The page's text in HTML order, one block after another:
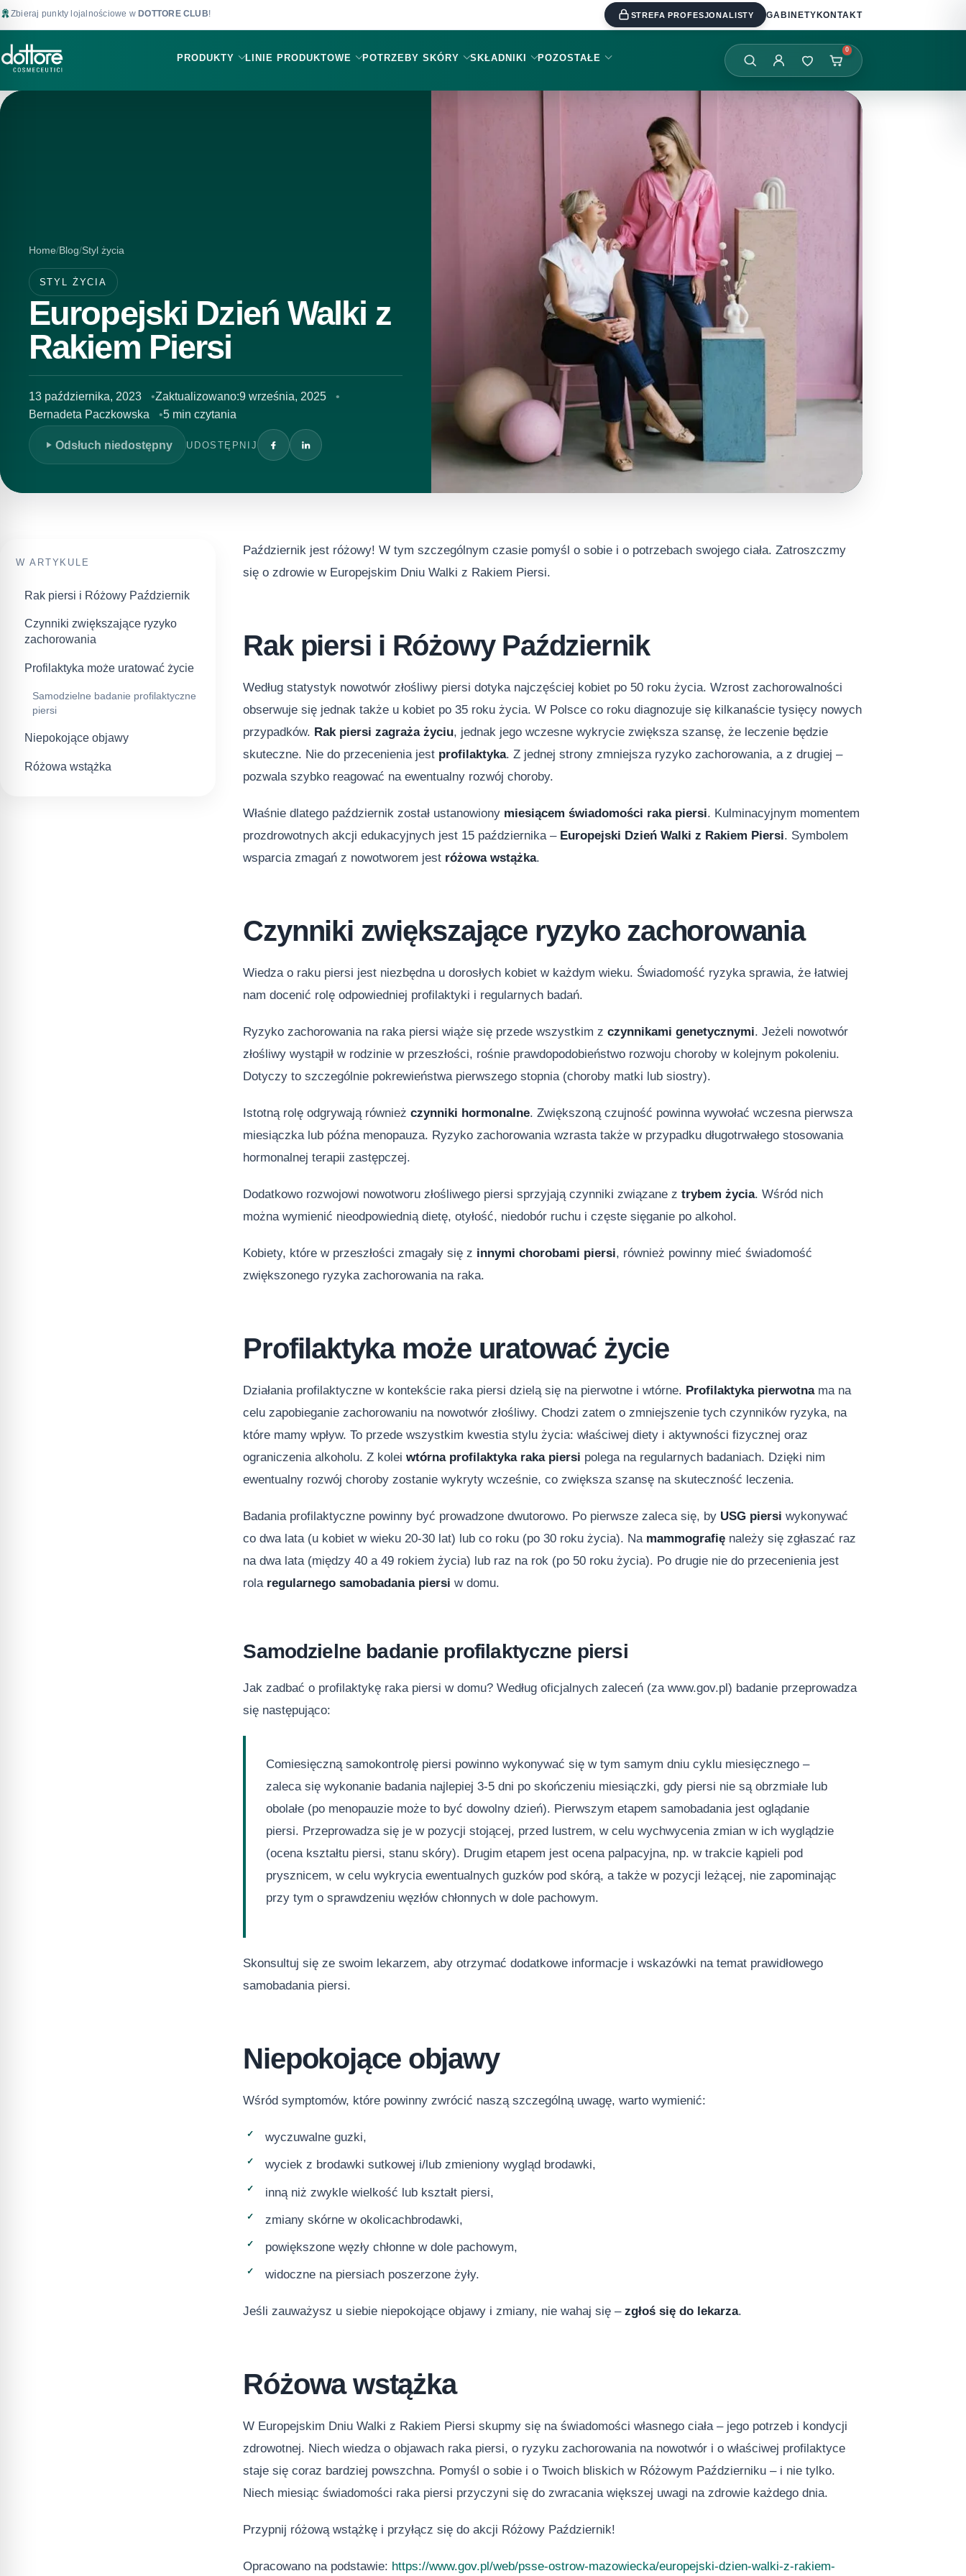
Zbieraj punkty lojalnościowe w DOTTORE CLUB! STREFA PROFESJONALISTY GABINETY KONTAKT
PRODUKTY LINIE PRODUKTOWE POTRZEBY SKÓRY SKŁADNIKI POZOSTAŁE
0
Home Blog Styl życia
STYL ŻYCIA
Europejski Dzień Walki z
Rakiem Piersi
13 października, 2023 Zaktualizowano:9 września, 2025
Bernadeta Paczkowska
5 min czytania
Odsłuch niedostępny UDOSTĘPNIJ
W ARTYKULE
Rak piersi i Różowy Październik
Czynniki zwiększające ryzyko
zachorowania
Profilaktyka może uratować życie
Samodzielne badanie profilaktyczne
piersi
Niepokojące objawy
Różowa wstążka
Październik jest różowy! W tym szczególnym czasie pomyśl o sobie i o potrzebach swojego ciała. Zatroszczmy
się o zdrowie w Europejskim Dniu Walki z Rakiem Piersi.
Rak piersi i Różowy Październik
Według statystyk nowotwór złośliwy piersi dotyka najczęściej kobiet po 50 roku życia. Wzrost zachorowalności
obserwuje się jednak także u kobiet po 35 roku życia. W Polsce co roku diagnozuje się kilkanaście tysięcy nowych
przypadków. Rak piersi zagraża życiu, jednak jego wczesne wykrycie zwiększa szansę, że leczenie będzie
skuteczne. Nie do przecenienia jest profilaktyka. Z jednej strony zmniejsza ryzyko zachorowania, a z drugiej –
pozwala szybko reagować na ewentualny rozwój choroby.
Właśnie dlatego październik został ustanowiony miesiącem świadomości raka piersi. Kulminacyjnym momentem
prozdrowotnych akcji edukacyjnych jest 15 października – Europejski Dzień Walki z Rakiem Piersi. Symbolem
wsparcia zmagań z nowotworem jest różowa wstążka.
Czynniki zwiększające ryzyko zachorowania
Wiedza o raku piersi jest niezbędna u dorosłych kobiet w każdym wieku. Świadomość ryzyka sprawia, że łatwiej
nam docenić rolę odpowiedniej profilaktyki i regularnych badań.
Ryzyko zachorowania na raka piersi wiąże się przede wszystkim zczynnikami genetycznymi. Jeżeli nowotwór
złośliwy wystąpił w rodzinie w przeszłości, rośnie prawdopodobieństwo rozwoju choroby w kolejnym pokoleniu.
Dotyczy to szczególnie pokrewieństwa pierwszego stopnia (choroby matki lub siostry).
Istotną rolę odgrywają równieżczynniki hormonalne. Zwiększoną czujność powinna wywołać wczesna pierwsza
miesiączka lub późna menopauza. Ryzyko zachorowania wzrasta także w przypadku długotrwałego stosowania
hormonalnej terapii zastępczej.
Dodatkowo rozwojowi nowotworu złośliwego piersi sprzyjają czynniki związane ztrybem życia. Wśród nich
można wymienić nieodpowiednią dietę, otyłość, niedobór ruchu i częste sięganie po alkohol.
Kobiety, które w przeszłości zmagały się z innymi chorobami piersi, również powinny mieć świadomość
zwiększonego ryzyka zachorowania na raka.
Profilaktyka może uratować życie
Działania profilaktyczne w kontekście raka piersi dzielą się na pierwotne i wtórne. Profilaktyka pierwotnama na
celu zapobieganie zachorowaniu na nowotwór złośliwy. Chodzi zatem o zmniejszenie tych czynników ryzyka, na
które mamy wpływ. To przede wszystkim kwestia stylu życia: właściwej diety i aktywności fizycznej oraz
ograniczenia alkoholu. Z koleiwtórna profilaktyka raka piersi polega na regularnych badaniach. Dzięki nim
ewentualny rozwój choroby zostanie wykryty wcześnie, co zwiększa szansę na skuteczność leczenia.
Badania profilaktyczne powinny być prowadzone dwutorowo. Po pierwsze zaleca się, by USG piersi wykonywać
co dwa lata (u kobiet w wieku 20-30 lat) lub co roku (po 30 roku życia). Na mammografię należy się zgłaszać raz
na dwa lata (między 40 a 49 rokiem życia) lub raz na rok (po 50 roku życia). Po drugie nie do przecenienia jest
rola regularnego samobadania piersi w domu.
Samodzielne badanie profilaktyczne piersi
Jak zadbać o profilaktykę raka piersi w domu? Według oficjalnych zaleceń (za www.gov.pl) badanie przeprowadza
się następująco:
Comiesięczną samokontrolę piersi powinno wykonywać się w tym samym dniu cyklu miesięcznego –
zaleca się wykonanie badania najlepiej 3-5 dni po skończeniu miesiączki, gdy piersi nie są obrzmiałe lub
obolałe (po menopauzie może to być dowolny dzień). Pierwszym etapem samobadania jest oglądanie
piersi. Przeprowadza się je w pozycji stojącej, przed lustrem, w celu wychwycenia zmian w ich wyglądzie
(ocena kształtu piersi, stanu skóry). Drugim etapem jest ocena palpacyjna, np. w trakcie kąpieli pod
prysznicem, w celu wykrycia ewentualnych guzków pod skórą, a także w pozycji leżącej, nie zapominając
przy tym o sprawdzeniu węzłów chłonnych w dole pachowym.
Skonsultuj się ze swoim lekarzem, aby otrzymać dodatkowe informacje i wskazówki na temat prawidłowego
samobadania piersi.
Niepokojące objawy
Wśród symptomów, które powinny zwrócić naszą szczególną uwagę, warto wymienić:
wyczuwalne guzki,
wyciek z brodawki sutkowej i/lub zmieniony wygląd brodawki,
inną niż zwykle wielkość lub kształt piersi,
zmiany skórne w okolicachbrodawki,
powiększone węzły chłonne w dole pachowym,
widoczne na piersiach poszerzone żyły.
Jeśli zauważysz u siebie niepokojące objawy i zmiany, nie wahaj się –zgłoś się do lekarza.
Różowa wstążka
W Europejskim Dniu Walki z Rakiem Piersi skupmy się na świadomości własnego ciała – jego potrzeb i kondycji
zdrowotnej. Niech wiedza o objawach raka piersi, o ryzyku zachorowania na nowotwór i o właściwej profilaktyce
staje się coraz bardziej powszchna. Pomyśl o sobie i o Twoich bliskich w Różowym Październiku – i nie tylko.
Niech miesiąc świadomości raka piersi przyczyni się do zwracania większej uwagi na zdrowie każdego dnia.
Przypnij różową wstążkę i przyłącz się do akcji Różowy Październik!
Opracowano na podstawie: https://www.gov.pl/web/psse-ostrow-mazowiecka/europejski-dzien-walki-z-rakiem-